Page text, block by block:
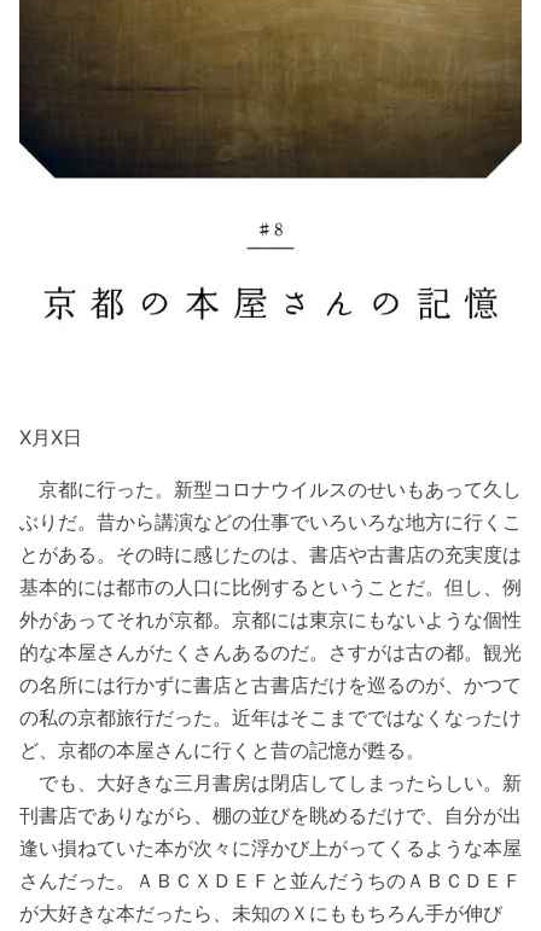
X月X日
京都に行った。新型コロナウイルスのせいもあって久し
ぶりだ。昔から講演などの仕事でいろいろな地方に行くこ
とがある。その時に感じたのは、書店や古書店の充実度は
基本的には都市の人口に比例するということだ。但し、例
外があってそれが京都。京都には東京にもないような個性
的な本屋さんがたくさんあるのだ。さすがは古の都。観光
の名所には行かずに書店と古書店だけを巡るのが、かつて
の私の京都旅行だった。近年はそこまでではなくなったけ
ど、京都の本屋さんに行くと昔の記憶が甦る。
でも、大好きな三月書房は閉店してしまったらしい。新
刊書店でありながら、棚の並びを眺めるだけで、自分が出
逢い損ねていた本が次々に浮かび上がってくるような本屋
さんだった。ＡＢＣＸＤＥＦと並んだうちのＡＢＣＤＥＦ
が大好きな本だったら、未知のＸにももちろん手が伸び